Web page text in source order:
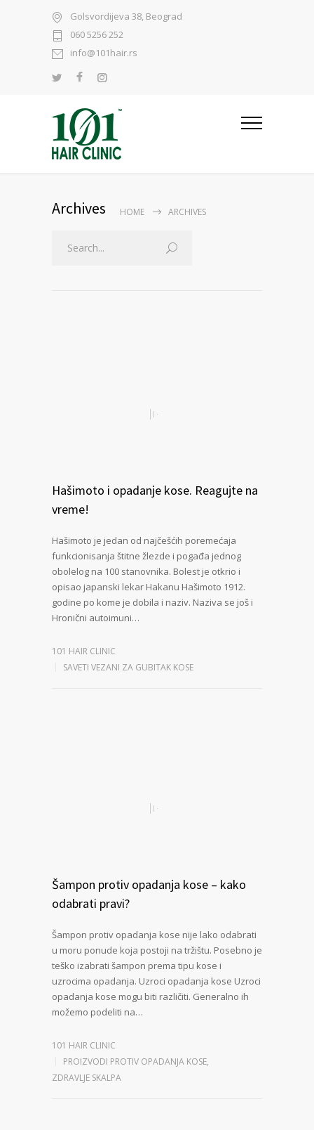
Golsvordijeva 38, Beograd
060 5256 252
info@101hair.rs
Archives HOME ARCHIVES
Hašimoto i opadanje kose. Reagujte na
vreme!
Hašimoto je jedan od najčešćih poremećaja
funkcionisanja štitne žlezde i pogađa jednog
obolelog na 100 stanovnika. Bolest je otkrio i
opisao japanski lekar Hakanu Hašimoto 1912.
godine po kome je dobila i naziv. Naziva se još i
Hronični autoimuni…
101 HAIR CLINIC
SAVETI VEZANI ZA GUBITAK KOSE
Šampon protiv opadanja kose – kako
odabrati pravi?
Šampon protiv opadanja kose nije lako odabrati
u moru ponude koja postoji na tržištu. Posebno je
teško izabrati šampon prema tipu kose i
uzrocima opadanja. Uzroci opadanja kose Uzroci
opadanja kose mogu biti različiti. Generalno ih
možemo podeliti na…
101 HAIR CLINIC
PROIZVODI PROTIV OPADANJA KOSE,
ZDRAVLJE SKALPA